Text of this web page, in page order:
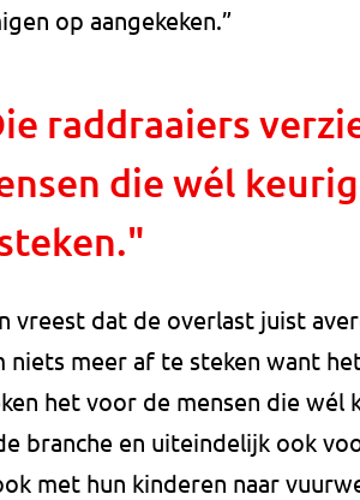
op aangekeken.”
raddraaiers
die wél
vreest dat de overlast juist
niets meer af te steken want
het voor de mensen die
branche en uiteindelijk ook
met hun kinderen naar